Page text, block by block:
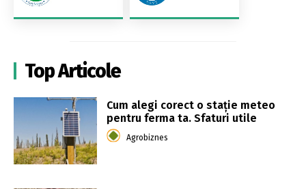
Top Articole
Cum alegi corect o stație meteo
pentru ferma ta. Sfaturi utile
Agrobiznes